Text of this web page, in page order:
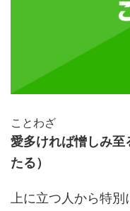
ことわざ
愛多ければ憎しみ
たる）
上に立つ人から特別